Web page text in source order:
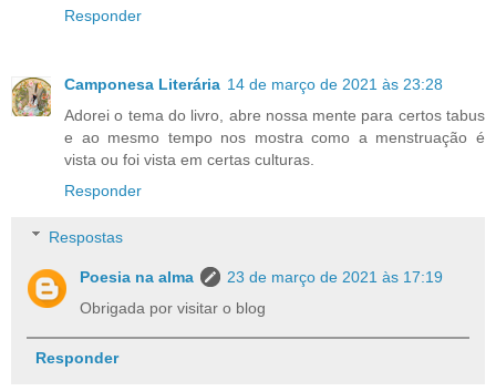
Responder
Camponesa Literária 14 de março de 2021 às 23:28
Adorei o tema do livro, abre nossa mente para certos tabus
e ao mesmo tempo nos mostra como a menstruação é
vista ou foi vista em certas culturas.
Responder
Respostas
Poesia na alma
23 de março de 2021 às 17:19
Obrigada por visitar o blog
Responder